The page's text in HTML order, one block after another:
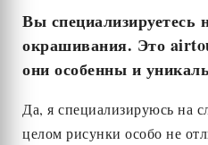
Вы специализируетесь
окрашивания. Это
они особенны и
Да, я специализируюсь на
целом рисунки особо не